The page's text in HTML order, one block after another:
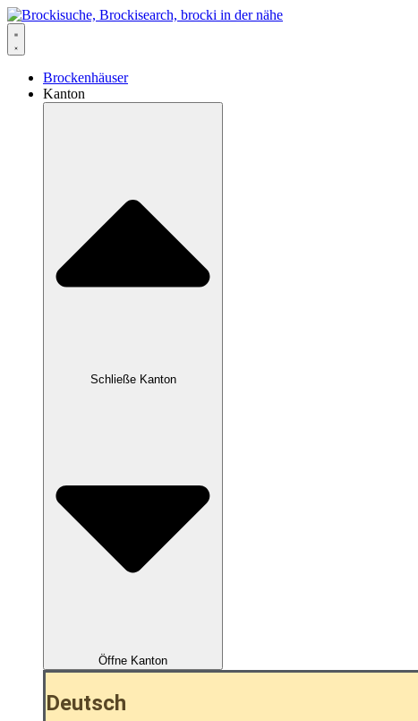
Zum
Inhalt
springen
Brockenhäuser
Kanton
Schließe Kanton
Öffne Kanton
Deutsch